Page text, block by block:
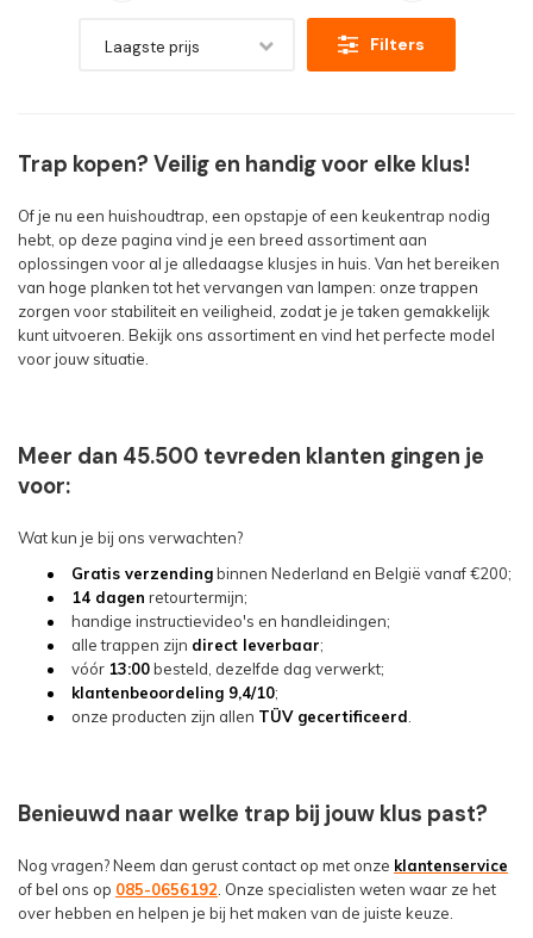
Laagste prijs Filters
Trap kopen? Veilig en handig voor elke klus!
Of je nu een huishoudtrap, een opstapje of een keukentrap nodig
hebt, op deze pagina vind je een breed assortiment aan
oplossingen voor al je alledaagse klusjes in huis. Van het bereiken
van hoge planken tot het vervangen van lampen: onze trappen
zorgen voor stabiliteit en veiligheid, zodat je je taken gemakkelijk
kunt uitvoeren. Bekijk ons assortiment en vind het perfecte model
voor jouw situatie.
Meer dan 45.500 tevreden klanten gingen je
voor:
Wat kun je bij ons verwachten?
Gratis verzendingbinnen Nederland en België vanaf €200;
14 dagen retourtermijn;
handige instructievideo's en handleidingen;
alle trappen zijn direct leverbaar;
vóór 13:00besteld, dezelfde dag verwerkt;
klantenbeoordeling 9,4/10;
onze producten zijn allen TÜV gecertificeerd
Benieuwd naar welke trap bij jouw klus past?
Nog vragen? Neem dan gerust contact op met onze klantenservice
of bel ons op 085-0656192 . Onze specialisten weten waar ze het
over hebben en helpen je bij het maken van de juiste keuze.